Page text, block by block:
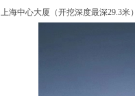
上海中心大厦（开挖深度最深29.3米